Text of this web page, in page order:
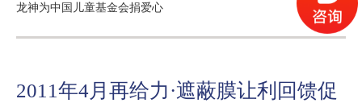
龙神为中国儿童基金会捐爱心
2011年4月再给力·遮蔽膜让利回馈促